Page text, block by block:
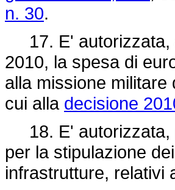
n. 30.
17. E' autorizzata,
2010, la spesa di
alla missione
cui alla decisione
18. E' autorizzata,
per la stipulazione
infrastrutture, relativi